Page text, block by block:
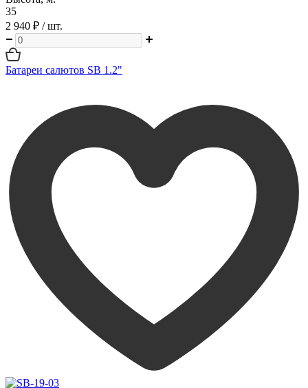
35
2 940 ₽ / шт.
Батареи салютов SB 1.2"